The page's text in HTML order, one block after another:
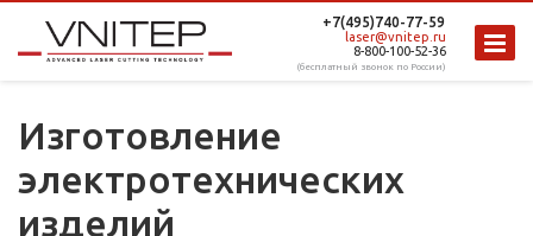
+7(495)740-77-59
laser@vnitep.ru
8-800-100-52-36
(бесплатный звонок по России)
Изготовление
электротехнических
изделий